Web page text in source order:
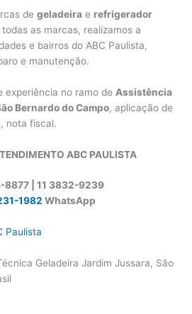
degeladeira e refrigerador
as marcas, realizamos a
e bairros do ABC Paulista,
e manutenção.
experiência no ramo de Assistência
Bernardo do Campo, aplicação de
nota fiscal.
ABC PAULISTA
8877 | 11 3832-9239
1982 WhatsApp
Paulista
Geladeira Jardim Jussara, São